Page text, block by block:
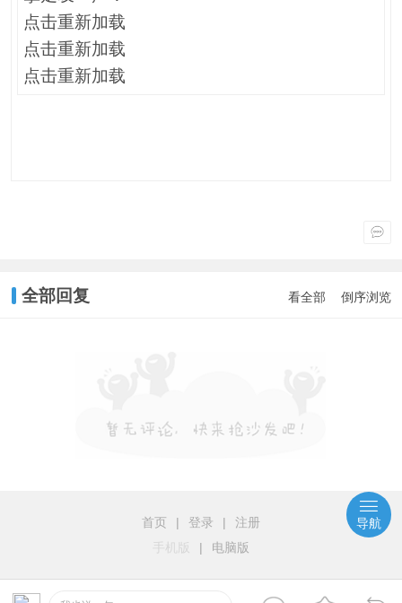
点击重新加载
点击重新加载
点击重新加载
全部回复 看全部 倒序浏览
首页 | 登录 |
注册
手机版
| 电脑版
导航